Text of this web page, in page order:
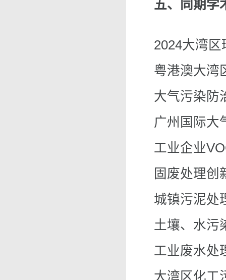
五、同期学
2024大湾
粤港澳大湾
大气污染防
广州国际大
工业企业
固废处理创
城镇污泥处
土壤、水污
工业废水处
大湾区化工